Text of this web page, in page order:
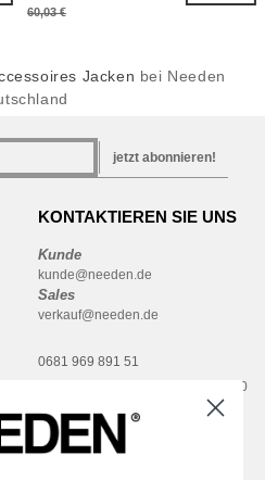
60,03 €
Jacken bei Needen
jetzt abonnieren!
KONTAKTIEREN SIE UNS
Kunde
kunde@needen.de
Sales
verkauf@needen.de
0681 969 891 51
Montag – Donnerstag: 10:00–13:00
Freitag: 10:00–14:00